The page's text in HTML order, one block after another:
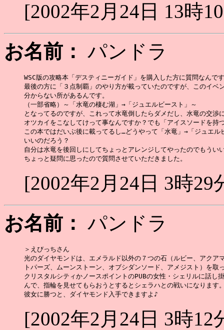
[2002年2月24日 13時
お名前： パンドラ
WSC版の攻略本「デスティニーガイド」を購入した方に質問なんで
最後の方に「３点制覇」のやり方が載っていたのですが、このイベ
分からない所があるんです。
（一部省略）～「水竜の棲む湖」→「ジュエルビースト」～
となってるのですが、これって水竜倒したらダメだし、水竜の交渉
オツカイをこなしてけって事なんですか？でも「アイスソードを持
この本ではだいぶ後に載ってるし…どうやって「水竜」→「ジュエル
いいのだろう？
自分は水竜を後回しにしてちょっとアレンジしてやったのでもうい
[2002年2月24日 3時29
お名前： パンドラ
＞えびっちさん
光のダイヤモンドは、エメラルド以外の７つの石（ルビー、アクア
トパーズ、ムーンストーン、オブシダンソード、アメジスト）を取
クリスタルシティかノースポイントのPUBの女性・シェリルに話し
んで、指輪を見せてもらおうとするとシェラハとの戦いになります
[2002年2月24日 3時12